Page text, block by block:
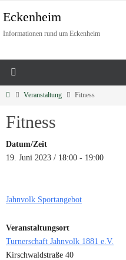
Eckenheim
Informationen rund um Eckenheim
Veranstaltung Fitness
Fitness
Datum/Zeit
19. Juni 2023 / 18:00 - 19:00
Jahnvolk Sportangebot
Veranstaltungsort
Turnerschaft Jahnvolk 1881 e.V.
Kirschwaldstraße 40